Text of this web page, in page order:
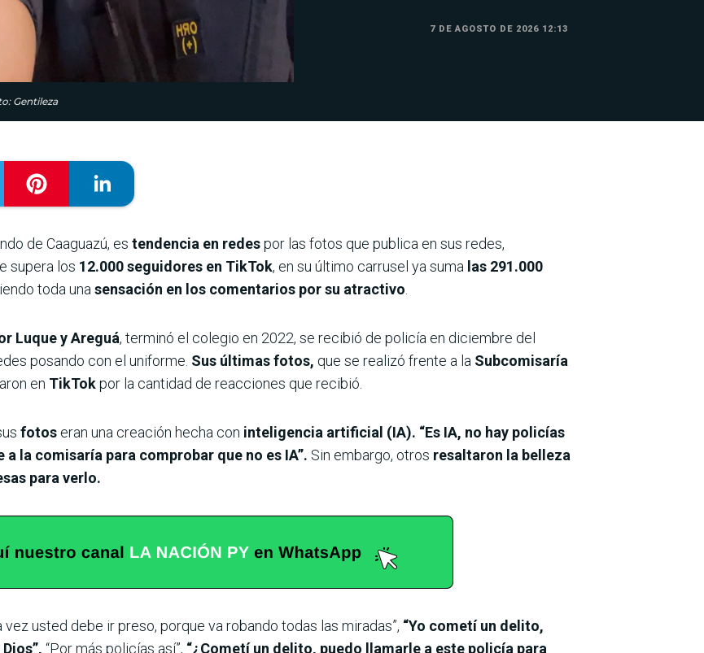
Gentileza
7 DE AGOSTO DE 2026 12:13
de Caaguazú, es tendencia en redespor las fotos que publica en sus redes,
supera los 12.000 seguidores en TikTok, en su último carrusel ya suma las 291.000
toda una sensación en los comentarios por su atractivo
Luque y Areguá, terminó el colegio en 2022, se recibió de policía en diciembre del
posando con el uniforme. Sus últimas fotos, que se realizó frente a la Subcomisaría
en TikTokpor la cantidad de reacciones que recibió.
fotos eran una creación hecha con inteligencia artificial (IA). “Es IA, no hay policías
la comisaría para comprobar que no es IA”. Sin embargo, otros resaltaron la belleza
para verlo.
vez usted debe ir preso, porque va robando todas las miradas”, “Yo cometí un delito,
“Por más policías así”, “¿Cometí un delito, puedo llamarle a este policía para